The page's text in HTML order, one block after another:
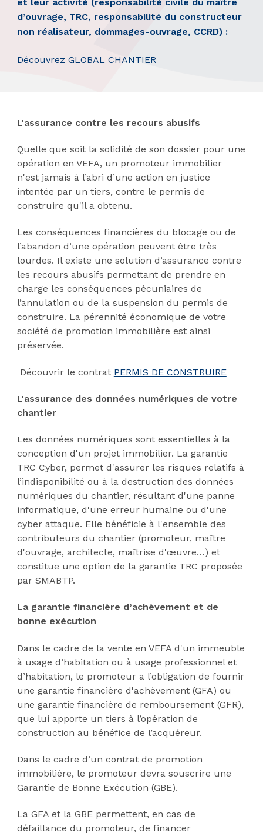
d’ouvrage, TRC, responsabilité du constructeur
non réalisateur, dommages-ouvrage, CCRD) :
Découvrez GLOBAL CHANTIER
L'assurance contre les recours abusifs
Quelle que soit la solidité de son dossier pour une
opération en VEFA, un promoteur immobilier
n'est jamais à l’abri d’une action en justice
intentée par un tiers, contre le permis de
construire qu'il a obtenu.
Les conséquences financières du blocage ou de
l’abandon d’une opération peuvent être très
lourdes. Il existe une solution d’assurance contre
les recours abusifs permettant de prendre en
charge les conséquences pécuniaires de
l’annulation ou de la suspension du permis de
construire. La pérennité économique de votre
société de promotion immobilière est ainsi
préservée.
Découvrir le contrat PERMIS DE CONSTRUIRE
L'assurance des données numériques de votre
chantier
Les données numériques sont essentielles à la
conception d'un projet immobilier. La garantie
TRC Cyber, permet d'assurer les risques relatifs à
l’indisponibilité ou à la destruction des données
numériques du chantier, résultant d'une panne
informatique, d'une erreur humaine ou d'une
cyber attaque. Elle bénéficie à l'ensemble des
contributeurs du chantier (promoteur, maître
d'ouvrage, architecte, maîtrise d'œuvre…) et
constitue une option de la garantie TRC proposée
par SMABTP.
La garantie financière d’achèvement et de
bonne exécution
Dans le cadre de la vente en VEFA d'un immeuble
à usage d’habitation ou à usage professionnel et
d’habitation, le promoteur a l’obligation de fournir
une garantie financière d'achèvement (GFA) ou
une garantie financière de remboursement (GFR),
que lui apporte un tiers à l’opération de
construction au bénéfice de l’acquéreur.
Dans le cadre d’un contrat de promotion
immobilière, le promoteur devra souscrire une
Garantie de Bonne Exécution (GBE).
La GFA et la GBE permettent, en cas de
défaillance du promoteur, de financer